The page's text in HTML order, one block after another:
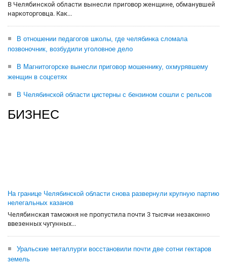
В Челябинской области вынесли приговор женщине, обманувшей
наркоторговца. Как...
В отношении педагогов школы, где челябинка сломала
позвоночник, возбудили уголовное дело
В Магнитогорске вынесли приговор мошеннику, охмурявшему
женщин в соцсетях
В Челябинской области цистерны с бензином сошли с рельсов
БИЗНЕС
На границе Челябинской области снова развернули крупную партию
нелегальных казанов
Челябинская таможня не пропустила почти 3 тысячи незаконно
ввезенных чугунных...
Уральские металлурги восстановили почти две сотни гектаров
земель